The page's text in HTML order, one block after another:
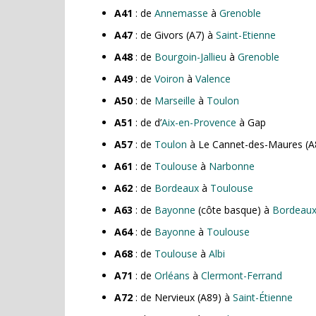
A41 : de Annemasse à Grenoble
A47 : de Givors (A7) à Saint-Etienne
A48 : de Bourgoin-Jallieu à Grenoble
A49: de Voiron à Valence
A50 : de Marseille à Toulon
A51 : de d’Aix-en-Provence à Gap
A57 : de Toulon à Le Cannet-des-Maures
A61 : de Toulouse à Narbonne
A62 : de Bordeaux à Toulouse
A63 : de Bayonne (côte basque) à Bordeaux
A64: de Bayonne à Toulouse
A68 : de Toulouse à Albi
A71 : de Orléans à Clermont-Ferrand
A72 : de Nervieux (A89) à Saint-Étienne